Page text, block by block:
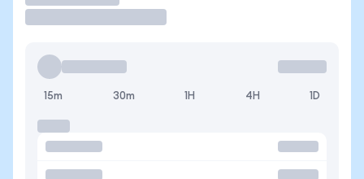
15m 30m 1H 4H 1D